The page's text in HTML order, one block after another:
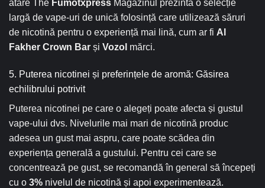
atare The Fumotxpress Magazinul prezintă o selecție
largă de vape-uri de unică folosință care utilizează săruri
de nicotină pentru o experiență mai lină, cum ar fi Al
Fakher Crown Bar și Vozol mărci.
5. Puterea nicotinei și preferințele de aromă: Găsirea
echilibrului potrivit
Puterea nicotinei pe care o alegeți poate afecta și gustul
vape-ului dvs. Nivelurile mai mari de nicotină produc
adesea un gust mai aspru, care poate scădea din
experiența generală a gustului. Pentru cei care se
concentrează pe gust, se recomandă în general să începeți
cu o 3% nivelul de nicotină și apoi experimentează.